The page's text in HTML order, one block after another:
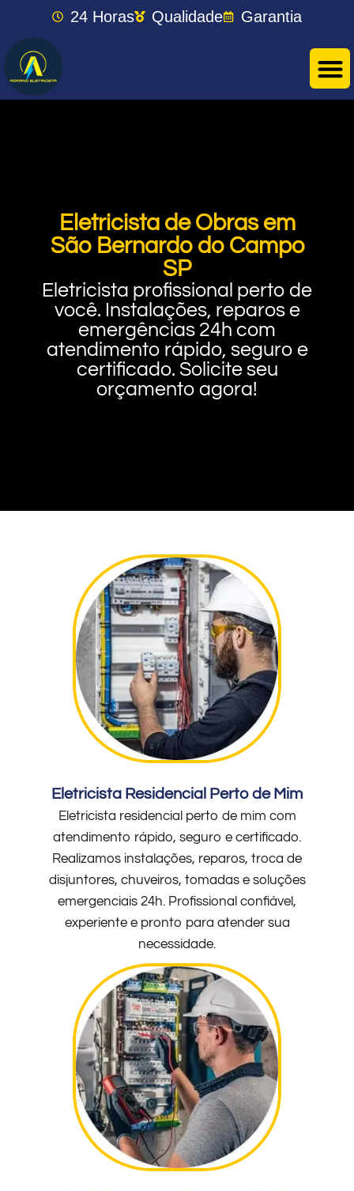
24 Horas Qualidade Garantia
Eletricista de Obras em
São Bernardo do Campo
SP
Eletricista profissional perto de
você. Instalações, reparos e
emergências 24h com
atendimento rápido, seguro e
certificado. Solicite seu
orçamento agora!
Eletricista Residencial Perto de Mim
Eletricista residencial perto de mim com
atendimento rápido, seguro e certificado.
Realizamos instalações, reparos, troca de
disjuntores, chuveiros, tomadas e soluções
emergenciais 24h. Profissional confiável,
experiente e pronto para atender sua
necessidade.